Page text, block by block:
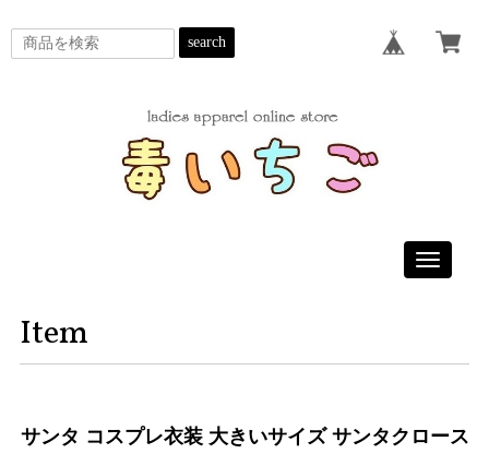
search
Toggle
Item
サンタ コスプレ衣装 大きいサイズ サンタクロース